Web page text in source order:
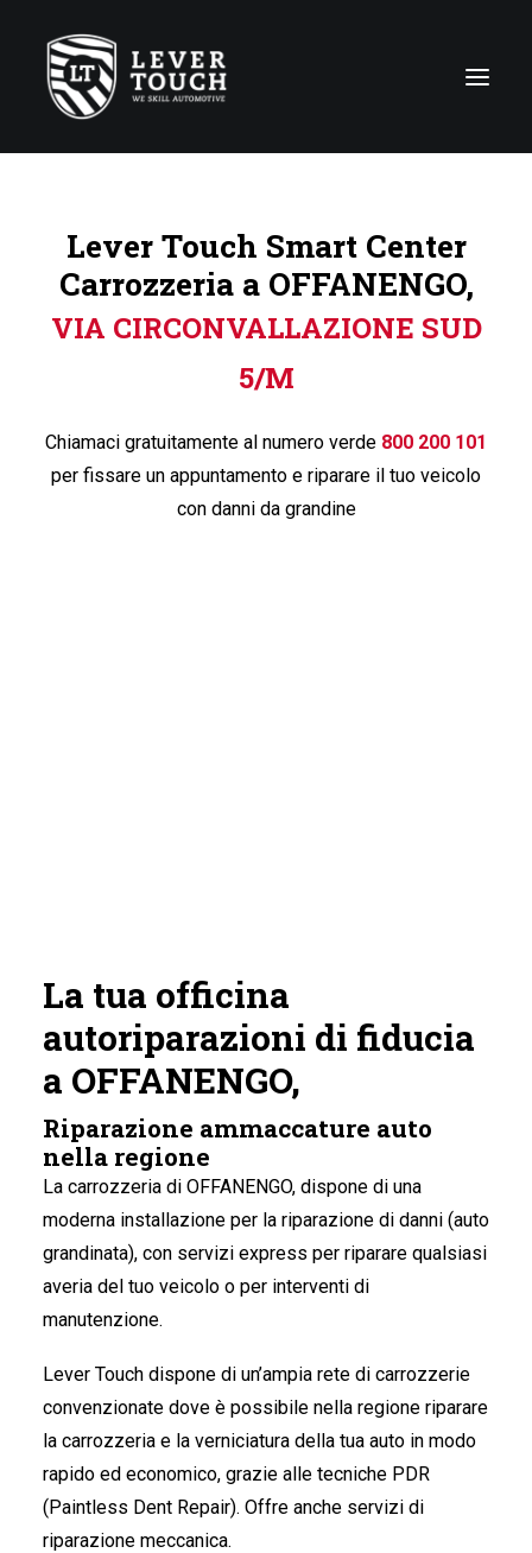
Linee di servizio
Carrozzerie
Chi siamo
Lever Touch Smart Center
Carrozzeria a OFFANENGO,
VIA CIRCONVALLAZIONE SUD
5/M
Chiamaci gratuitamente al numero verde 800 200 101
per fissare un appuntamento e riparare il tuo veicolo
con danni da grandine
La tua officina
autoriparazioni di fiducia
a OFFANENGO,
Riparazione ammaccature auto
nella regione
La carrozzeria di OFFANENGO, dispone di una
moderna installazione per la riparazione di danni (auto
grandinata), con servizi express per riparare qualsiasi
averia del tuo veicolo o per interventi di
manutenzione.
Lever Touch dispone di un’ampia rete di carrozzerie
convenzionate dove è possibile nella regione riparare
la carrozzeria e la verniciatura della tua auto in modo
rapido ed economico, grazie alle tecniche PDR
(Paintless Dent Repair). Offre anche servizi di
riparazione meccanica.